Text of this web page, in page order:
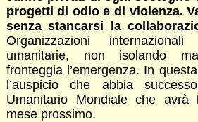
progetti di odio e di violenza.
senza stancarsi la
Organizzazioni
umanitarie, non isolando
fronteggia l’emergenza. In
l’auspicio che abbia
Umanitario Mondiale che
mese prossimo.